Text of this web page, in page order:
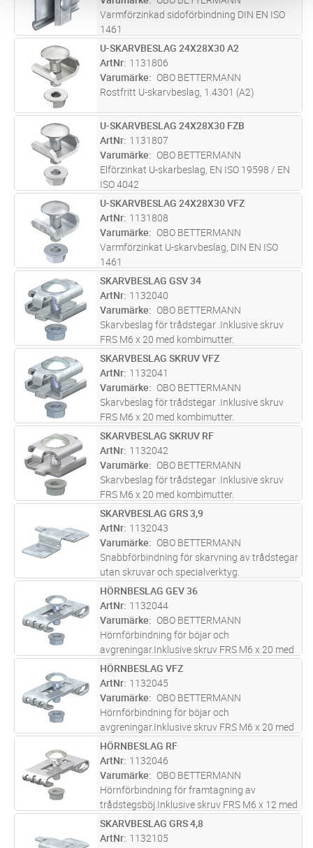
Varmförzinkad sidoförbindning DIN EN ISO
1461
ST Lägg i kundvagn
U-SKARVBESLAG 24X28X30 A2
ArtNr 1131806
Varumärke
OBO BETTERMANN
Rostfritt U-skarvbeslag, 1.4301 (A2)
ST Lägg i kundvagn
U-SKARVBESLAG 24X28X30 FZB
ArtNr 1131807
Varumärke
OBO BETTERMANN
Elförzinkat U-skarbeslag, EN ISO 19598 / EN
ISO 4042
ST Lägg i kundvagn
U-SKARVBESLAG 24X28X30 VFZ
ArtNr 1131808
Varumärke
OBO BETTERMANN
Varmförzinkat U-skarvbeslag, DIN EN ISO
1461
ST Lägg i kundvagn
SKARVBESLAG GSV 34
ArtNr 1132040
Varumärke
OBO BETTERMANN
Skarvbeslag för trådstegar .Inklusive skruv
FRS M6 x 20 med kombimutter.
ST Lägg i kundvagn
SKARVBESLAG SKRUV VFZ
ArtNr 1132041
Varumärke
OBO BETTERMANN
Skarvbeslag för trådstegar .Inklusive skruv
FRS M6 x 20 med kombimutter.
ST Lägg i kundvagn
SKARVBESLAG SKRUV RF
ArtNr 1132042
Varumärke
OBO BETTERMANN
Skarvbeslag för trådstegar .Inklusive skruv
FRS M6 x 20 med kombimutter.
ST Lägg i kundvagn
SKARVBESLAG GRS 3,9
ArtNr 1132043
Varumärke
OBO BETTERMANN
Snabbförbindning för skarvning av trådstegar
utan skruvar och specialverktyg.
ST Lägg i kundvagn
HÖRNBESLAG GEV 36
ArtNr 1132044
Varumärke
OBO BETTERMANN
Hörnförbindning för böjar och
avgreningar.Inklusive skruv FRS M6 x 20 med
kombimutter.
ST Lägg i kundvagn
HÖRNBESLAG VFZ
ArtNr 1132045
Varumärke
OBO BETTERMANN
Hörnförbindning för böjar och
avgreningar.Inklusive skruv FRS M6 x 20 med
kombimutter.
ST Lägg i kundvagn
HÖRNBESLAG RF
ArtNr 1132046
Varumärke
OBO BETTERMANN
Hörnförbindning för framtagning av
trådstegsböj.Inklusive skruv FRS M6 x 12 med
kombimutter.
ST Lägg i kundvagn
SKARVBESLAG GRS 4,8
ArtNr 1132105